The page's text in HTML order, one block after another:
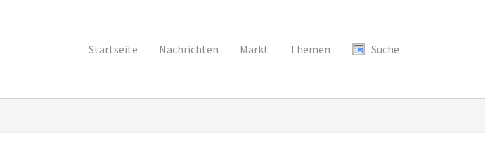
Startseite Nachrichten Markt Themen Suche